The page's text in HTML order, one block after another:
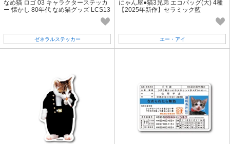
なめ猫 ロゴ 03 キャラクターステッカ
ー 懐かし 80年代 なめ猫グッズ LCS13
ゼネラルステッカー
にゃん屋●猫3兄弟 エコバッグ(大) 4種
【2025年新作】セラミック藍
エー・アイ